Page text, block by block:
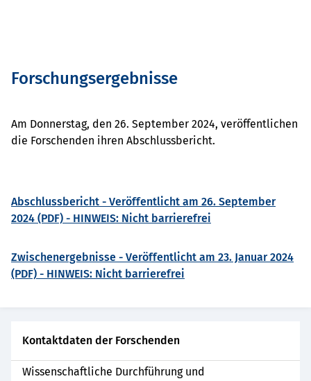
Forschungsergebnisse
Am Donnerstag, den 26. September 2024, veröffentlichen
die Forschenden ihren Abschlussbericht.
Abschlussbericht - Veröffentlicht am 26. September
2024 (PDF) - HINWEIS: Nicht barrierefrei
Zwischenergebnisse - Veröffentlicht am 23. Januar 2024
(PDF) - HINWEIS: Nicht barrierefrei
Kontaktdaten der Forschenden
Wissenschaftliche Durchführung und